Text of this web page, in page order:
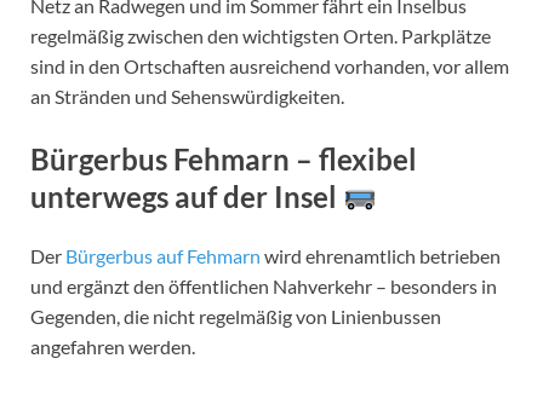
Netz an Radwegen und im Sommer fährt ein Inselbus
regelmäßig zwischen den wichtigsten Orten. Parkplätze
sind in den Ortschaften ausreichend vorhanden, vor allem
an Stränden und Sehenswürdigkeiten.
Bürgerbus Fehmarn – flexibel
unterwegs auf der Insel
Der Bürgerbus auf Fehmarn wird ehrenamtlich betrieben
und ergänzt den öffentlichen Nahverkehr – besonders in
Gegenden, die nicht regelmäßig von Linienbussen
angefahren werden.